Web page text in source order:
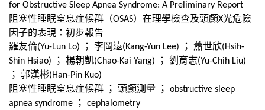
for Obstructive Sleep Apnea Syndrome: A Preliminary Report
阻塞性睡眠窒息症候群（OSAS）在理學檢查及頭顱X光危險
因子的表現：初步報告
羅友倫(Yu-Lun Lo) ； 李岡遠(Kang-Yun Lee) ； 蕭世欣(Hsih-
Shin Hsiao)
； 楊朝凱(Chao-Kai Yang) ； 劉育志(Yu-Chih Liu)
； 郭漢彬(Han-Pin Kuo)
阻塞性睡眠窒息症候群 ； 頭顱測量 ；
obstructive sleep
apnea syndrome
；
cephalometry